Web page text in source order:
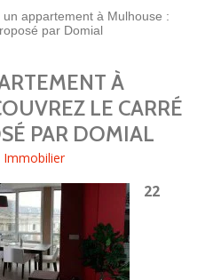
un appartement à Mulhouse :
par Domial
À
LE CARRÉ
PAR DOMIAL
Immobilier
22